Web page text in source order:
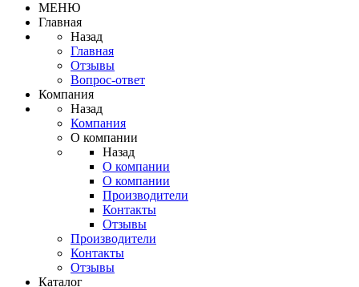
МЕНЮ
Главная
Назад
Главная
Отзывы
Вопрос-ответ
Компания
Назад
Компания
О компании
Назад
О компании
О компании
Производители
Контакты
Отзывы
Производители
Контакты
Отзывы
Каталог